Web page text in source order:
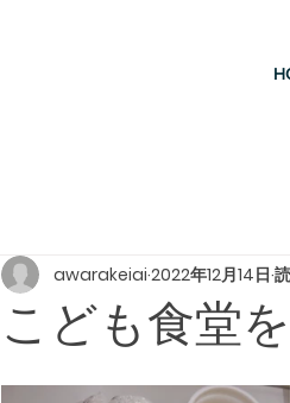
こども食堂
awarakeiai 2022年12月14日